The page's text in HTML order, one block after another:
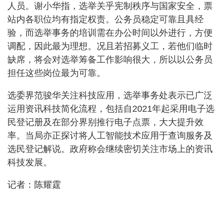
人员。谢小华指，选举关乎宪制秩序与国家安全，票
站内各职位均有指定权责。公务员稳定可靠且具经
验，而选举事务的培训需在办公时间以外进行，方便
调配，因此最为理想。况且若招募义工，若他们临时
缺席，将会对选举筹备工作影响很大，所以以公务员
担任这些岗位最为可靠。
选委界范骏华关注科技应用，选举事务处表示已广泛
运用资讯科技简化流程，包括自2021年起采用电子选
民登记册及在部分界别推行电子点票，大大提升效
率。当局亦正探讨将人工智能技术应用于查询服务及
选民登记解说。政府称会继续密切关注市场上的资讯
科技发展。
记者：陈耀霆